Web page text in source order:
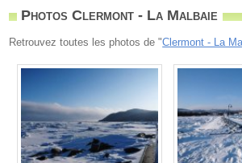
Photos Clermont - La Malbaie
Retrouvez toutes les photos de "Clermont - La